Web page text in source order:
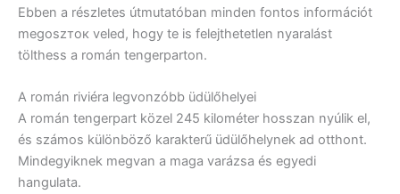
Ebben a részletes útmutatóban minden fontos információt
megoszток veled, hogy te is felejthetetlen nyaralást
tölthess a román tengerparton.
A román riviéra legvonzóbb üdülőhelyei
A román tengerpart közel 245 kilométer hosszan nyúlik el,
és számos különböző karakterű üdülőhelynek ad otthont.
Mindegyiknek megvan a maga varázsa és egyedi
hangulata.